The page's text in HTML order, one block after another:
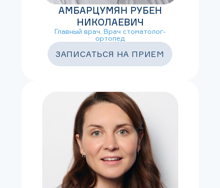
АМБАРЦУМЯН РУБЕН
НИКОЛАЕВИЧ
Главный врач, Врач стоматолог-
ортопед
ЗАПИСАТЬСЯ НА ПРИЕМ